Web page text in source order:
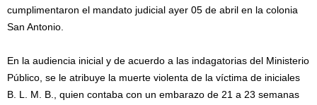
cumplimentaron el mandato judicial ayer 05 de abril en la colonia
San Antonio.
En la audiencia inicial y de acuerdo a las indagatorias del Ministerio
Público, se le atribuye la muerte violenta de la víctima de iniciales
B. L. M. B., quien contaba con un embarazo de 21 a 23 semanas